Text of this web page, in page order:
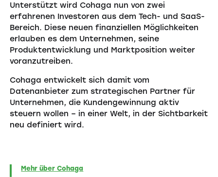
Unterstützt wird Cohaga nun von zwei
erfahrenen Investoren aus dem Tech- und SaaS-
Bereich. Diese neuen finanziellen Möglichkeiten
erlauben es dem Unternehmen, seine
Produktentwicklung und Marktposition weiter
voranzutreiben.
Cohaga entwickelt sich damit vom
Datenanbieter zum strategischen Partner für
Unternehmen, die Kundengewinnung aktiv
steuern wollen – in einer Welt, in der Sichtbarkeit
neu definiert wird.
Mehr über Cohaga